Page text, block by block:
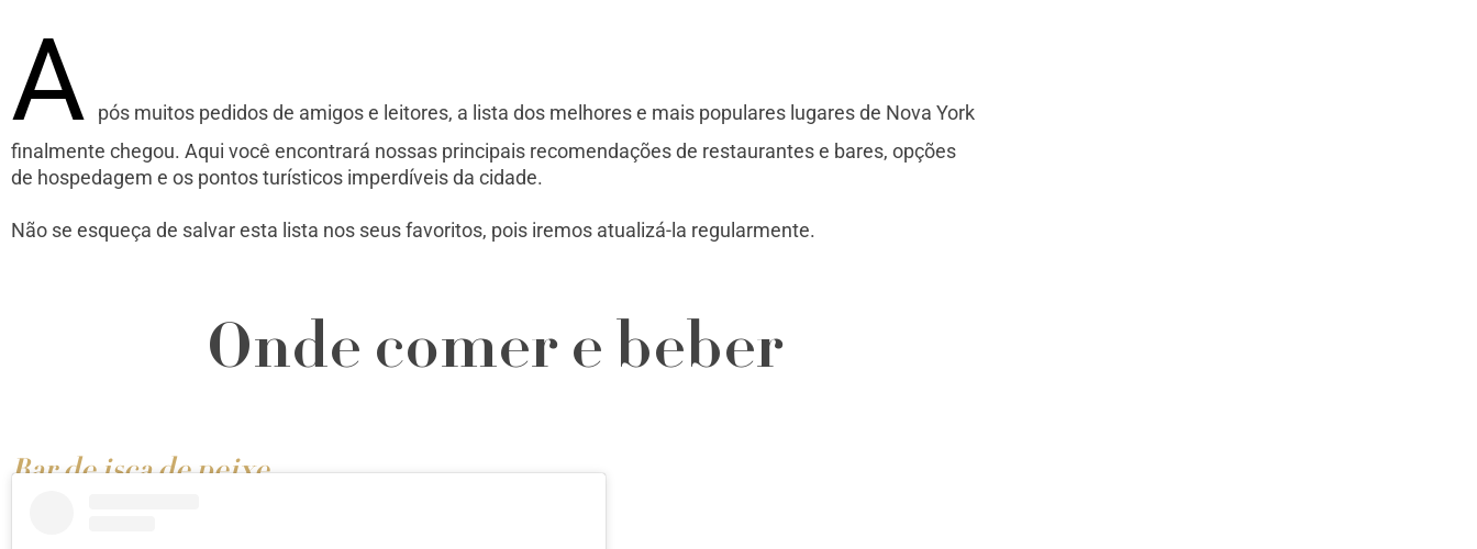
A
pós muitos pedidos de amigos e leitores, a lista dos melhores e mais populares lugares de Nova York
finalmente chegou. Aqui você encontrará nossas principais recomendações de restaurantes e bares, opções
de hospedagem e os pontos turísticos imperdíveis da cidade.
Não se esqueça de salvar esta lista nos seus favoritos, pois iremos atualizá-la regularmente.
Onde comer e beber
Bar de isca de peixe